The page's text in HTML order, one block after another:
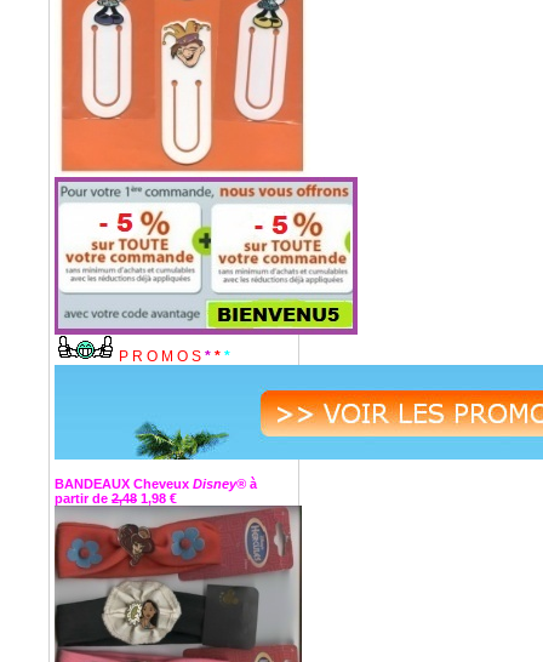
P R O M O S * * *
BANDEAUX Cheveux Disney® à
partir de 2,48 1,98 €